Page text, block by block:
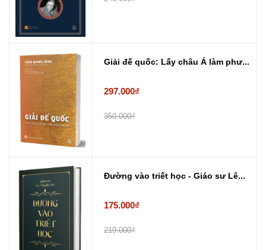
Giải đế quốc: Lấy châu Á làm phư...
297.000₫
350.000₫
Đường vào triết học - Giáo sư Lê...
175.000₫
219.000₫